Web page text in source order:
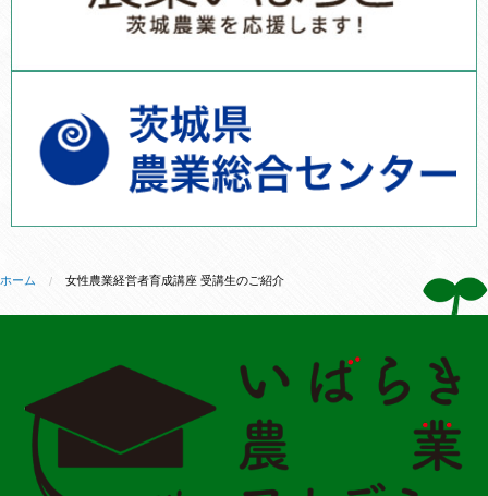
ホーム 女性農業経営者育成講座 受講生のご紹介